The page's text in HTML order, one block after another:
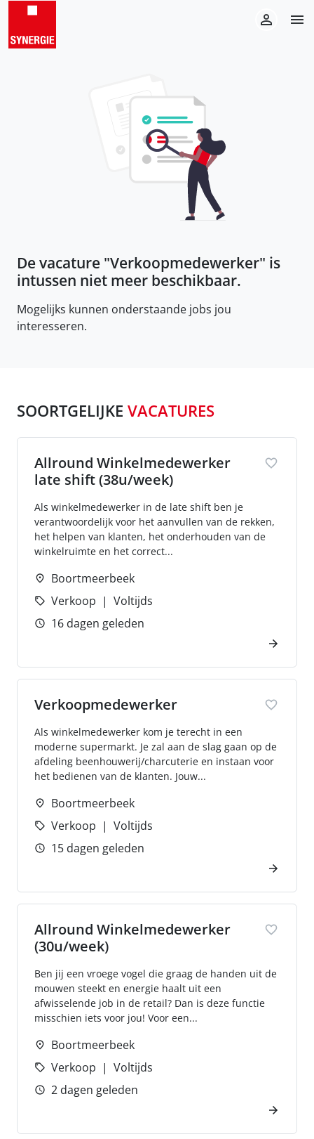
De vacature "Verkoopmedewerker" is
intussen niet meer beschikbaar.
Mogelijks kunnen onderstaande jobs jou
interesseren.
SOORTGELIJKE VACATURES
Allround Winkelmedewerker
late shift (38u/week)
Als winkelmedewerker in de late shift ben je
verantwoordelijk voor het aanvullen van de rekken,
het helpen van klanten, het onderhouden van de
winkelruimte en het correct...
Boortmeerbeek
Verkoop
Voltijds
16 dagen geleden
Verkoopmedewerker
Als winkelmedewerker kom je terecht in een
moderne supermarkt. Je zal aan de slag gaan op de
afdeling beenhouwerij/charcuterie en instaan voor
het bedienen van de klanten. Jouw...
Boortmeerbeek
Verkoop
Voltijds
15 dagen geleden
Allround Winkelmedewerker
(30u/week)
Ben jij een vroege vogel die graag de handen uit de
mouwen steekt en energie haalt uit een
afwisselende job in de retail? Dan is deze functie
misschien iets voor jou! Voor een...
Boortmeerbeek
Verkoop
Voltijds
2 dagen geleden